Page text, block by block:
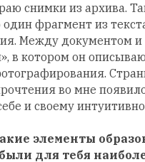
снимки из архива.
фрагмент из
Между документом
в котором он
во мне
и своему
элементы
для тебя